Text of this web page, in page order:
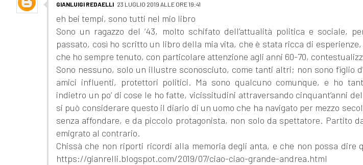
GIANLUIGI REDAELLI 23 LUGLIO 2019 ALLE ORE 19:41
eh bei tempi, sono tutti nel mio libro
Sono un ragazzo del ‘43, molto schifato dell’attualità politica e sociale,
passato, così ho scritto un libro della mia vita, che è stata ricca di
che ho sempre tenuto, con particolare attenzione agli anni 60-70,
Sono nessuno, solo un illustre sconosciuto, come tanti altri; non sono figlio
amici influenti, protettori politici. Ma sono qualcuno comunque, e ho
indietro un po’ di cose le ho fatte, vicissitudini attraversando cinquant’anni
si può considerare questo il diario di un uomo che ha navigato per mezzo
senza affondare, e da piccolo protagonista, non solo da spettatore. Partito
emigrato al contrario.
Chissà che non riporti ricordi alla memoria degli anta, e che non possa dire
https://gianrelli.blogspot.com/2019/07/ciao-ciao-grande-andrea.html